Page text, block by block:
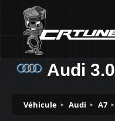
Audi
Véhicule Audi A7